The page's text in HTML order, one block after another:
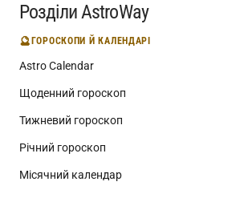
Розділи AstroWay
🔮ГОРОСКОПИ Й КАЛЕНДАРІ
Astro Calendar
Щоденний гороскоп
Тижневий гороскоп
Річний гороскоп
Місячний календар